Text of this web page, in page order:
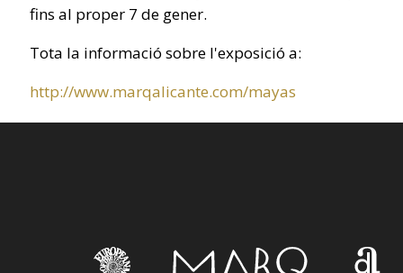
fins al proper 7 de gener.
Tota la informació sobre l'exposició a:
http://www.marqalicante.com/mayas